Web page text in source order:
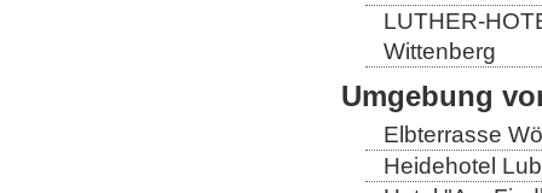
LUTHER-
Wittenberg
Umgebung
Elbterrasse
Heidehotel